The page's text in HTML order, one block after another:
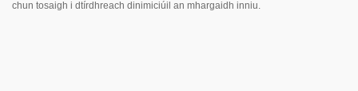
chun tosaigh i dtírdhreach dinimiciúil an mhargaidh inniu.